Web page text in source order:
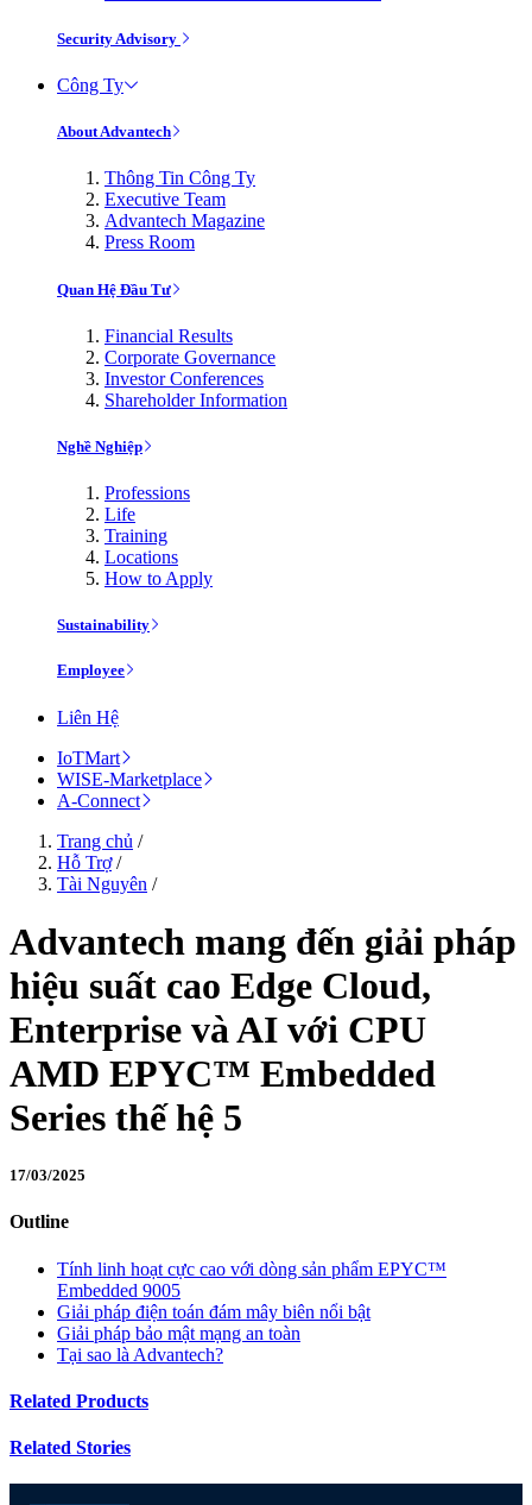
Security Advisory
Công Ty
About Advantech
Thông Tin Công Ty
Executive Team
Advantech Magazine
Press Room
Quan Hệ Đầu Tư
Financial Results
Corporate Governance
Investor Conferences
Shareholder Information
Nghề Nghiệp
Professions
Life
Training
Locations
How to Apply
Sustainability
Employee
Liên Hệ
IoTMart
WISE-Marketplace
A-Connect
Trang chủ /
Hỗ Trợ/
Tài Nguyên /
Advantech mang đến giải pháp
hiệu suất cao Edge Cloud,
Enterprise và AI với CPU
AMD EPYC™ Embedded
Series thế hệ 5
17/03/2025
Outline
Tính linh hoạt cực cao với dòng sản phẩm EPYC™
Embedded 9005
Giải pháp điện toán đám mây biên nổi bật
Giải pháp bảo mật mạng an toàn
Tại sao là Advantech?
Related Products
Related Stories